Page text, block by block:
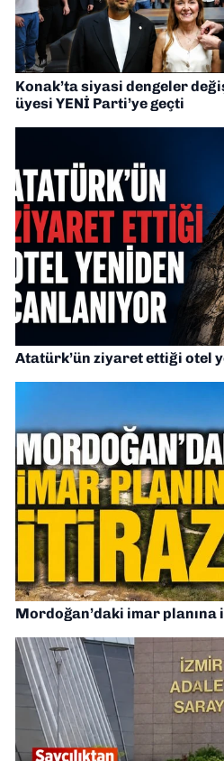
Konak’ta siyasi dengeler
üyesi YENİ Parti’ye geçti
Atatürk’ün ziyaret ettiği otel
Mordoğan’daki imar planına